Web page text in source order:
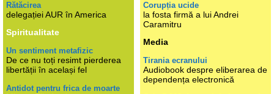
Rătăcirea
delegației AUR în America
Spiritualitate
Un sentiment metafizic
De ce nu toți resimt pierderea
libertății în același fel
Antidot pentru frica de moarte
Corupția ucide
la fosta firmă a lui Andrei
Caramitru
Media
Tirania ecranului
Audiobook despre eliberarea de
dependența electronică